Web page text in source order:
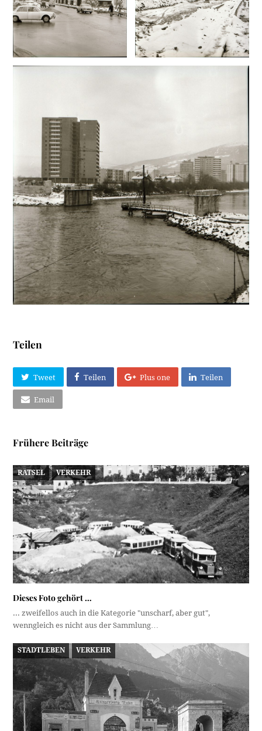
Teilen
Tweet Teilen Plus one Teilen
Email
Frühere Beiträge
RÄTSEL VERKEHR
Dieses Foto gehört …
... zweifellos auch in die Kategorie "unscharf, aber gut",
wenngleich es nicht aus der Sammlung…
STADTLEBEN VERKEHR